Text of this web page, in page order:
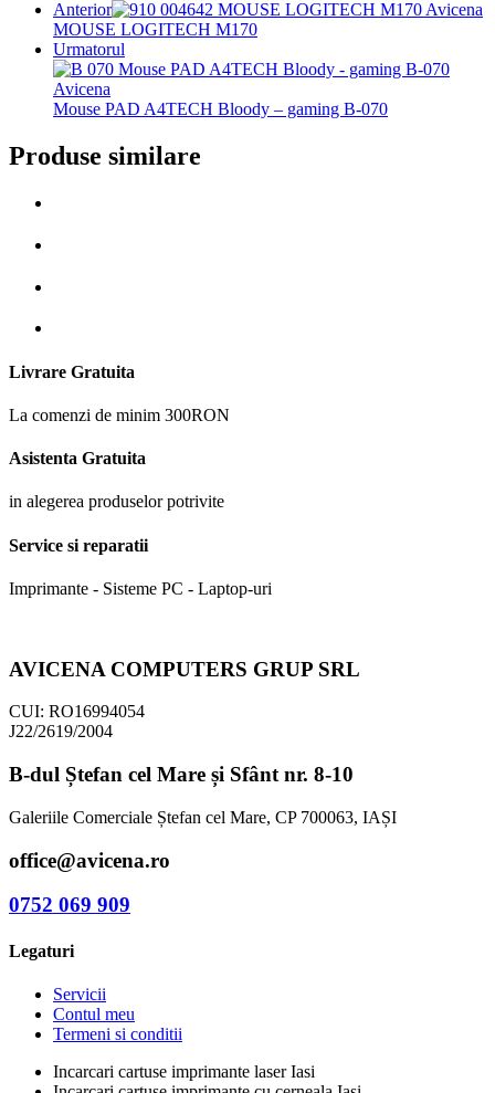
Anterior
MOUSE LOGITECH M170
Urmatorul
Mouse PAD A4TECH Bloody – gaming B-070
Produse similare
Livrare Gratuita
La comenzi de minim 300RON
Asistenta Gratuita
in alegerea produselor potrivite
Service si reparatii
Imprimante - Sisteme PC - Laptop-uri
AVICENA COMPUTERS GRUP SRL
CUI: RO16994054
J22/2619/2004
B-dul Ștefan cel Mare și Sfânt nr. 8-10
Galeriile Comerciale Ștefan cel Mare, CP 700063, IAȘI
office@avicena.ro
0752 069 909
Legaturi
Servicii
Contul meu
Termeni si conditii
Incarcari cartuse imprimante laser Iasi